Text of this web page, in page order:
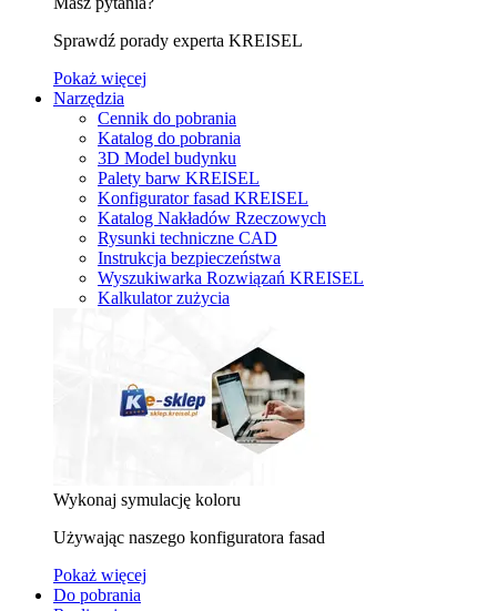
Sprawdź porady experta KREISEL
Pokaż więcej
Narzędzia
Cennik do pobrania
Katalog do pobrania
3D Model budynku
Palety barw KREISEL
Konfigurator fasad KREISEL
Katalog Nakładów Rzeczowych
Rysunki techniczne CAD
Instrukcja bezpieczeństwa
Wyszukiwarka Rozwiązań KREISEL
Kalkulator zużycia
Wykonaj symulację koloru
Używając naszego konfiguratora fasad
Pokaż więcej
Do pobrania